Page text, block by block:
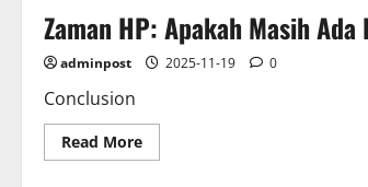
Gaming
Tidak
Tertandingi
Oleh
Zaman HP: Apakah Masih
adminpost 2025-11-19 0
Conclusion
Read MoreRead
more